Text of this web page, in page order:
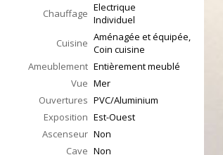
Chauffage Electrique
Individuel
Cuisine Aménagée et équipée,
Coin cuisine
Ameublement Entièrement meublé
Vue Mer
Ouvertures PVC/Aluminium
Exposition Est-Ouest
Ascenseur Non
Cave Non